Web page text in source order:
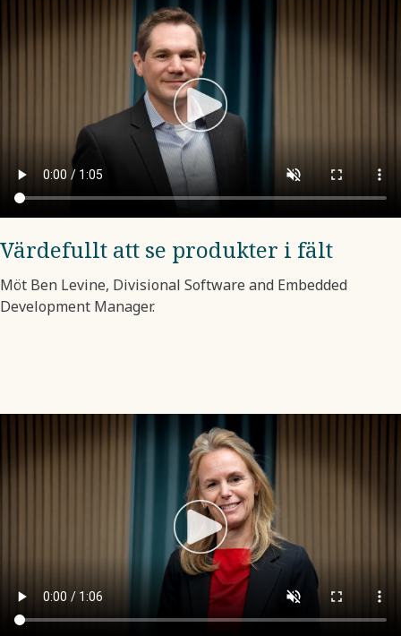
Värdefullt att se produkter i fält
Möt Ben Levine, Divisional Software and Embedded
Development Manager.